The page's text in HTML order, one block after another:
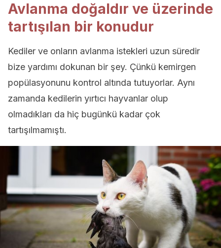
Avlanma doğaldır ve üzerinde
tartışılan bir konudur
Kediler ve onların avlanma istekleri uzun süredir
bize yardımı dokunan bir şey. Çünkü kemirgen
popülasyonunu kontrol altında tutuyorlar. Aynı
zamanda kedilerin yırtıcı hayvanlar olup
olmadıkları da hiç bugünkü kadar çok
tartışılmamıştı.